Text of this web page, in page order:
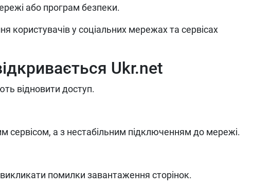
або програм безпеки.
користувачів у соціальних мережах та сервісах
Ukr.net
відновити доступ.
сервісом, а з нестабільним підключенням до мережі.
помилки завантаження сторінок.